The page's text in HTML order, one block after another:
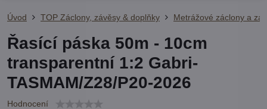
Úvod TOP Záclony, závěsy & doplňky Metrážové záclony a
Řasící páska 50m - 10cm
transparentní 1:2 Gabri-
TASMAM/Z28/P20-2026
Hodnocení